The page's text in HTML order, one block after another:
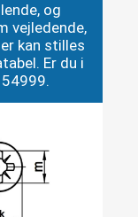
og
vejledende,
kan stilles
Er du i